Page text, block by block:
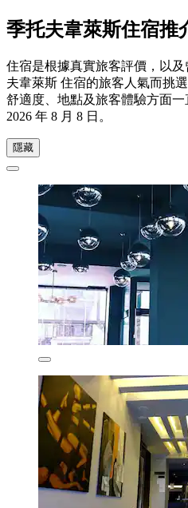
季托夫韋萊斯住宿推
住宿是根據真實旅客評價，以及
夫韋萊斯 住宿的旅客人氣而挑
舒適度、地點及旅客體驗方面一
2026 年 8 月 8 日 。
隱藏